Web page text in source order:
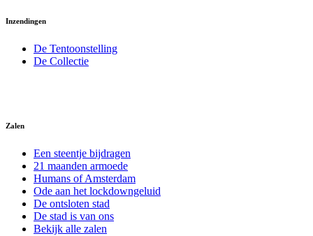
Inzendingen
De Tentoonstelling
De Collectie
Zalen
Een steentje bijdragen
21 maanden armoede
Humans of Amsterdam
Ode aan het lockdowngeluid
De ontsloten stad
De stad is van ons
Bekijk alle zalen